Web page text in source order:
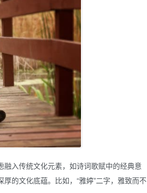
入传统文化元素，如诗词歌赋中的经典意
的文化底蕴。比如，“雅婷”二字，雅致而不